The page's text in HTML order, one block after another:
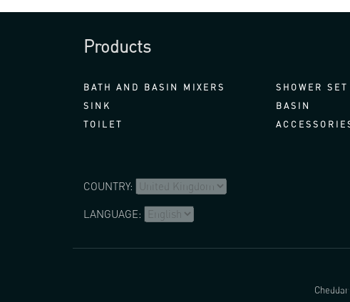
Products
BATH AND BASIN MIXERS
SHOWER
SINK
BASIN
TOILET
COUNTRY:
LANGUAGE: